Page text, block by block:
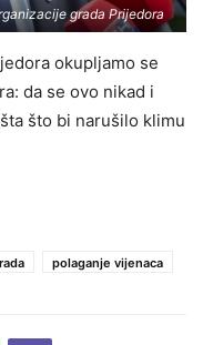
grada Prijedora
okupljamo se
da se ovo nikad i
što bi narušilo klimu
polaganje vijenaca